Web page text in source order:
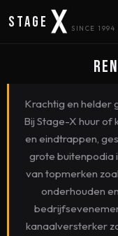
Stage SINCE 1994
Krachtig en helder
Bij Stage-X huur
en eindtrappen,
grote buitenpodia
van topmerken
onderhouden
kanaalversterker